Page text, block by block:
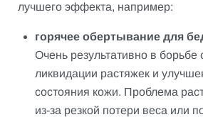
лучшего эффекта, например:
горячее обертывание для
Очень результативно в
ликвидации растяжек и
состояния кожи. Проблема
из-за резкой потери веса или